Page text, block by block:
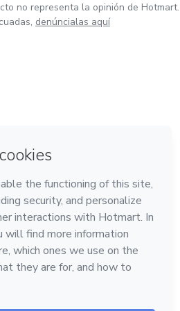
no representa la opinión de Hotmart.
denúncialas aquí
México